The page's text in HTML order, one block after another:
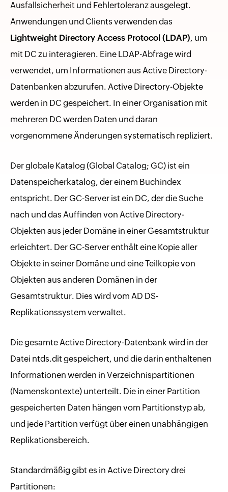
Ausfallsicherheit und Fehlertoleranz ausgelegt.
Anwendungen und Clients verwenden das
Lightweight Directory Access Protocol (LDAP), um
mit DC zu interagieren. Eine LDAP-Abfrage wird
verwendet, um Informationen aus Active Directory-
Datenbanken abzurufen. Active Directory-Objekte
werden in DC gespeichert. In einer Organisation mit
mehreren DC werden Daten und daran
vorgenommene Änderungen systematisch repliziert.
Der globale Katalog (Global Catalog; GC) ist ein
Datenspeicherkatalog, der einem Buchindex
entspricht. Der GC-Server ist ein DC, der die Suche
nach und das Auffinden von Active Directory-
Objekten aus jeder Domäne in einer Gesamtstruktur
erleichtert. Der GC-Server enthält eine Kopie aller
Objekte in seiner Domäne und eine Teilkopie von
Objekten aus anderen Domänen in der
Gesamtstruktur. Dies wird vom AD DS-
Replikationssystem verwaltet.
Die gesamte Active Directory-Datenbank wird in der
Datei ntds.dit gespeichert, und die darin enthaltenen
Informationen werden in Verzeichnispartitionen
(Namenskontexte) unterteilt. Die in einer Partition
gespeicherten Daten hängen vom Partitionstyp ab,
und jede Partition verfügt über einen unabhängigen
Replikationsbereich.
Standardmäßig gibt es in Active Directory drei
Partitionen: